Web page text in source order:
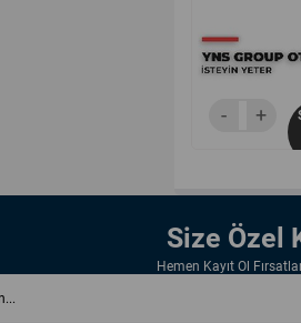
Size Özel
Hemen Kayıt Ol